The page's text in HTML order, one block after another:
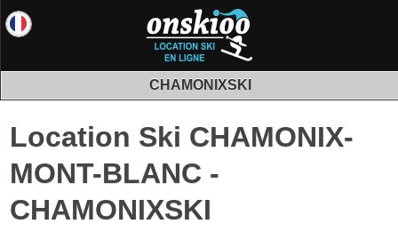
CHAMONIXSKI
Location Ski CHAMONIX-
MONT-BLANC -
CHAMONIXSKI